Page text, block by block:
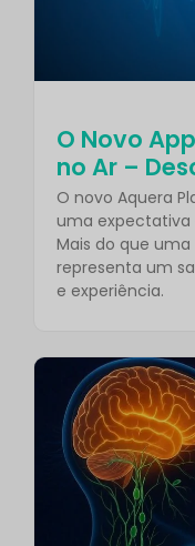
O Novo
no Ar –
O novo Aquera
uma expectativa
Mais do que
representa um
e experiência.